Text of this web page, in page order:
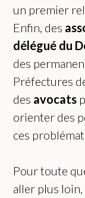
un premier
Enfin, des
délégué du
des
Préfectures
des avocats
orienter des
ces
Pour toute
aller plus loin,